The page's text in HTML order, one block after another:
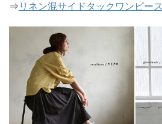
⇒ リネン混サイドタックワンピース